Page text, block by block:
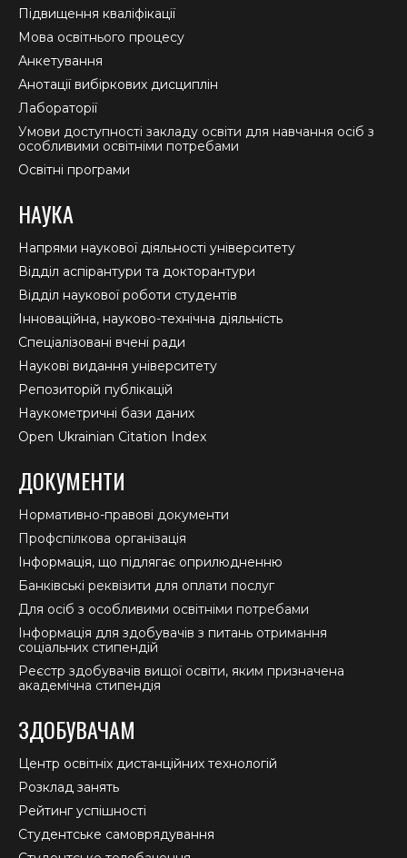
Підвищення кваліфікації
Мова освітнього процесу
Анкетування
Анотації вибіркових дисциплін
Лабораторії
Умови доступності закладу освіти для навчання осіб з
особливими освітніми потребами
Освітні програми
НАУКА
Напрями наукової діяльності університету
Відділ аспірантури та докторантури
Відділ наукової роботи студентів
Інноваційна, науково-технічна діяльність
Спеціалізовані вчені ради
Наукові видання університету
Репозиторій публікацій
Наукометричні бази даних
Open Ukrainian Citation Index
ДОКУМЕНТИ
Нормативно-правові документи
Профспілкова організація
Інформація, що підлягає оприлюдненню
Банківські реквізити для оплати послуг
Для осіб з особливими освітніми потребами
Інформація для здобувачів з питань отримання
соціальних стипендій
Реєстр здобувачів вищої освіти, яким призначена
академічна стипендія
ЗДОБУВАЧАМ
Центр освітніх дистанційних технологій
Розклад занять
Рейтинг успішності
Студентське самоврядування